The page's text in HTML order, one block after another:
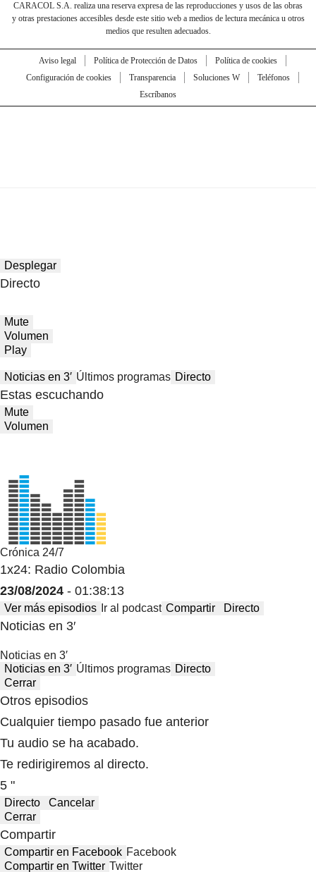
CARACOL S.A. realiza una reserva expresa de las reproducciones y usos de las obras
y otras prestaciones accesibles desde este sitio web a medios de lectura mecánica u otros
medios que resulten adecuados.
Aviso legal Política de Protección de Datos
Política de cookies
Configuración de cookies
Transparencia Soluciones W
Teléfonos
Escríbanos
Desplegar
Directo
Mute
Volumen
Play
Noticias en 3′ Últimos programas Directo
Estas escuchando
Mute
Volumen
Crónica 24/7
1x24: Radio Colombia
23/08/2024 - 01:38:13
Ver más episodios Ir al podcast Compartir Directo
Noticias en 3′
Noticias en 3′
Noticias en 3′ Últimos programas Directo
Cerrar
Otros episodios
Cualquier tiempo pasado fue anterior
Tu audio se ha acabado.
Te redirigiremos al directo.
5 "
Directo
Cancelar
Cerrar
Compartir
Compartir en Facebook Facebook
Compartir en Twitter Twitter